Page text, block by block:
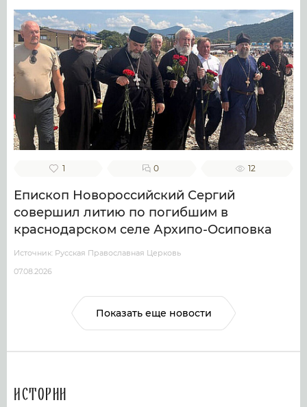
1 0 12
Епископ Новороссийский Сергий
совершил литию по погибшим в
краснодарском селе Архипо-Осиповка
Источник: Русская Православная Церковь
07.08.2026
Показать еще новости
Истории